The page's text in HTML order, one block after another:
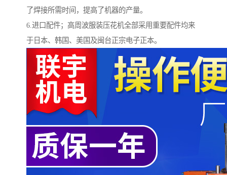
了焊接所需时间，提高了机器的产量。
6.进口配件；高周波服装压花机全部采用重要配件均来
于日本、韩国、美国及闽台正宗电子正本。